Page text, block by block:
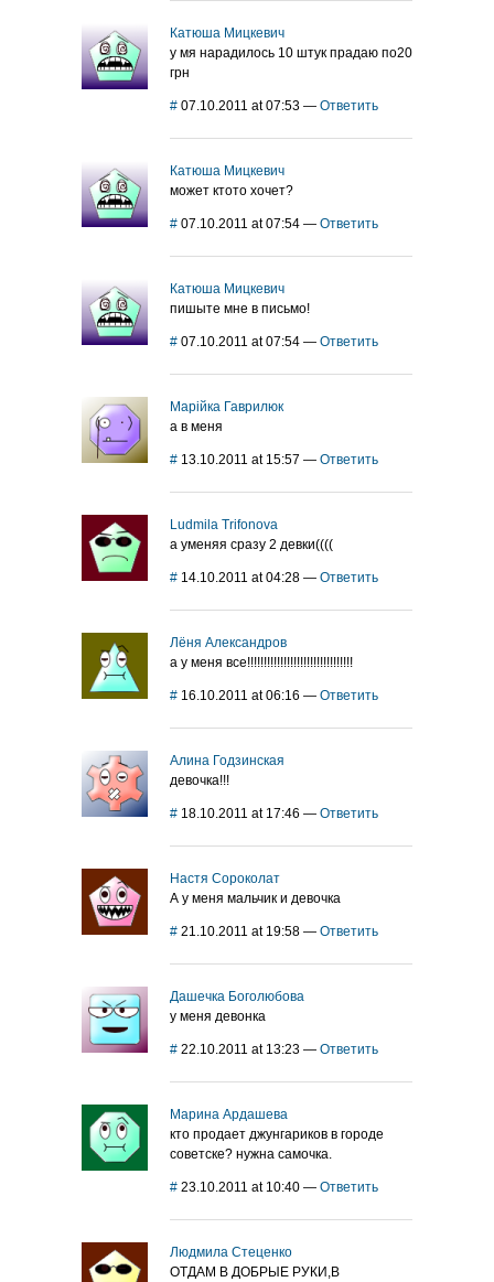
Катюша Мицкевич
у мя нарадилось 10 штук прадаю по20
грн
# 07.10.2011 at 07:53 — Ответить
Катюша Мицкевич
может ктото хочет?
# 07.10.2011 at 07:54 — Ответить
Катюша Мицкевич
пишыте мне в письмо!
# 07.10.2011 at 07:54 — Ответить
Марійка Гаврилюк
а в меня
# 13.10.2011 at 15:57 — Ответить
Ludmila Trifonova
а уменяя сразу 2 девки((((
# 14.10.2011 at 04:28 — Ответить
Лёня Александров
а у меня все!!!!!!!!!!!!!!!!!!!!!!!!!!!!!!!!
# 16.10.2011 at 06:16 — Ответить
Алина Годзинская
девочка!!!
# 18.10.2011 at 17:46 — Ответить
Настя Сороколат
А у меня мальчик и девочка
# 21.10.2011 at 19:58 — Ответить
Дашечка Боголюбова
у меня девонка
# 22.10.2011 at 13:23 — Ответить
Марина Ардашева
кто продает джунгариков в городе
советске? нужна самочка.
# 23.10.2011 at 10:40 — Ответить
Людмила Стеценко
ОТДАМ В ДОБРЫЕ РУКИ,В